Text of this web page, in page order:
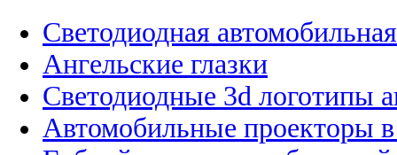
Светодиодная
Ангельские глазки
Светодиодные 3d логотипы
Автомобильные проекторы